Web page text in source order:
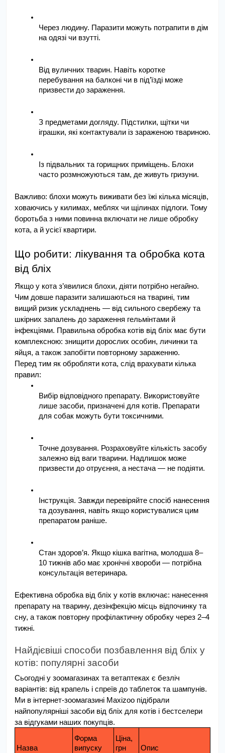
Через людину. Паразити можуть потрапити в дім
на одязі чи взутті.
Від вуличних тварин. Навіть коротке
перебування на балконі чи в під’їзді може
призвести до зараження.
З предметами догляду. Підстилки, щітки чи
іграшки, які контактували із зараженою твариною.
Із підвальних та горищних приміщень. Блохи
часто розмножуються там, де живуть гризуни.
Важливо: блохи можуть виживати без їжі кілька місяців,
ховаючись у килимах, меблях чи щілинах підлоги. Тому
боротьба з ними повинна включати не лише обробку
кота, а й усієї квартири.
Що робити: лікування та обробка кота
від бліх
Якщо у кота з’явилися блохи, діяти потрібно негайно.
Чим довше паразити залишаються на тварині, тим
вищий ризик ускладнень — від сильного свербежу та
шкірних запалень до зараження гельмінтами й
інфекціями. Правильна обробка котів від бліх має бути
комплексною: знищити дорослих особин, личинки та
яйця, а також запобігти повторному зараженню.
Перед тим як обробляти кота, слід врахувати кілька
правил:
Вибір відповідного препарату. Використовуйте
лише засоби, призначені для котів. Препарати
для собак можуть бути токсичними.
Точне дозування. Розраховуйте кількість засобу
залежно від ваги тварини. Надлишок може
призвести до отруєння, а нестача — не подіяти.
Інструкція. Завжди перевіряйте спосіб нанесення
та дозування, навіть якщо користувалися цим
препаратом раніше.
Стан здоров’я. Якщо кішка вагітна, молодша 8–
10 тижнів або має хронічні хвороби — потрібна
консультація ветеринара.
Ефективна обробка від бліх у котів включає: нанесення
препарату на тварину, дезінфекцію місць відпочинку та
сну, а також повторну профілактичну обробку через 2–4
тижні.
Найдієвіші способи позбавлення від бліх у
котів: популярні засоби
Сьогодні у зоомагазинах та ветаптеках є безліч
варіантів: від крапель і спреїв до таблеток та шампунів.
Ми в інтернет-зоомагазині Maxizoo підібрали
найпопулярніші засоби від бліх для котів і бестселери
за відгуками наших покупців.
Назва
Форма
випуску
Ціна,
грн
Опис